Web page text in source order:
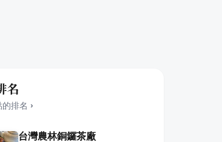
名
的排名 ›
台灣農林銅鑼茶廠